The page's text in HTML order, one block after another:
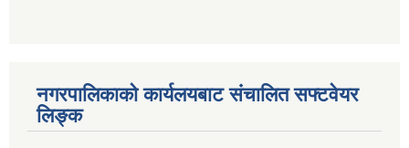
नगरपालिकाको कार्यलयबाट संचालित सफ्टवेयर
लिङ्क